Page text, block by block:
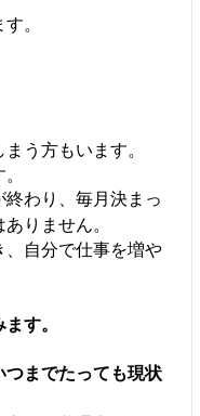
。
う方もいます。
わり、毎月決まっ
りません。
自分で仕事を増や
す。
つまでたっても現状